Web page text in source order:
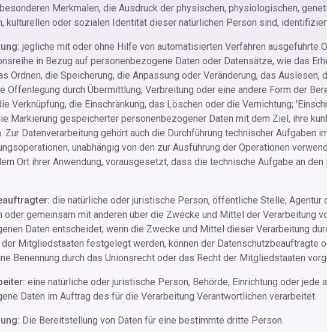
Merkmalen, die Ausdruck der physischen, physiologischen,
kulturellen oder sozialen Identität dieser natürlichen Person sind,
jegliche mit oder ohne Hilfe von automatisierten Verfahren ausgeführte
in Bezug auf personenbezogene Daten oder Datensätze, wie das
Ordnen, die Speicherung, die Anpassung oder Veränderung, das Auslesen,
Offenlegung durch Übermittlung, Verbreitung oder eine andere Form der
Verknüpfung, die Einschränkung, das Löschen oder die Vernichtung;
Markierung gespeicherter personenbezogener Daten mit dem Ziel, ihre
Zur Datenverarbeitung gehört auch die Durchführung technischer Aufgaben
unabhängig von den zur Ausführung der Operationen
Ort ihrer Anwendung, vorausgesetzt, dass die technische Aufgabe an den
die natürliche oder juristische Person, öffentliche Stelle, Agentur
oder gemeinsam mit anderen über die Zwecke und Mittel der Verarbeitung
Daten entscheidet; wenn die Zwecke und Mittel dieser Verarbeitung
Mitgliedstaaten festgelegt werden, können der Datenschutzbeauftragte
Benennung durch das Unionsrecht oder das Recht der Mitgliedstaaten
eine natürliche oder juristische Person, Behörde, Einrichtung oder jede
Daten im Auftrag des für die Verarbeitung Verantwortlichen verarbeitet.
Die Bereitstellung von Daten für eine bestimmte dritte Person.